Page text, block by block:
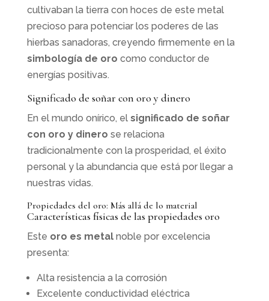
cultivaban la tierra con hoces de este metal
precioso para potenciar los poderes de las
hierbas sanadoras, creyendo firmemente en la
simbología de oro como conductor de
energías positivas.
Significado de soñar con oro y dinero
En el mundo onírico, el significado de soñar
con oro y dinero se relaciona
tradicionalmente con la prosperidad, el éxito
personal y la abundancia que está por llegar a
nuestras vidas.
Propiedades del oro: Más allá de lo material
Características físicas de las propiedades oro
Este oro es metalnoble por excelencia
presenta:
Alta resistencia a la corrosión
Excelente conductividad eléctrica